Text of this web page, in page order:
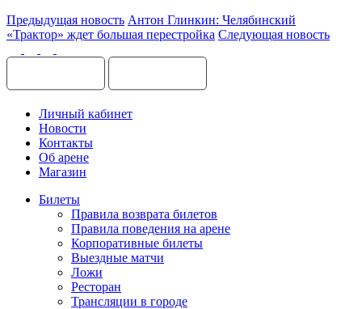
Предыдущая новость Антон Глинкин: Челябинский
«Трактор» ждет большая перестройка Следующая новость
Личный кабинет
Новости
Контакты
Об арене
Магазин
Билеты
Правила возврата билетов
Правила поведения на арене
Корпоративные билеты
Выездные матчи
Ложи
Ресторан
Трансляции в городе